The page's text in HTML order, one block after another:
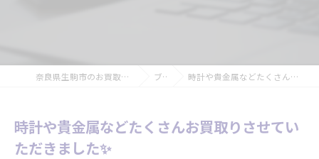
奈良県生駒市のお買取なら買取大吉 生駒北大和店 ブログ 時計や貴金属などたくさんお買取りさせていただきました✨
時計や貴金属などたくさんお買取りさせてい
ただきました✨